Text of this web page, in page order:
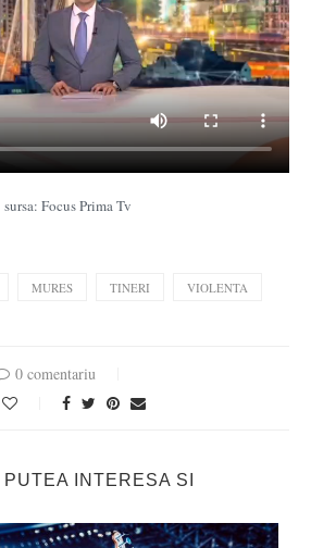
sursa: Focus Prima Tv
MURES TINERI VIOLENTA
0 comentariu
INTERESA SI